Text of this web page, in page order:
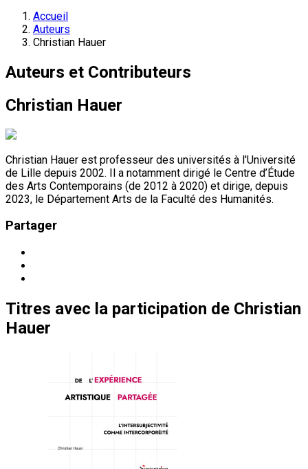
Accueil
Auteurs
Christian Hauer
Auteurs et Contributeurs
Christian Hauer
Christian Hauer est professeur des universités à l'Université
de Lille depuis 2002. Il a notamment dirigé le Centre d’Étude
des Arts Contemporains (de 2012 à 2020) et dirige, depuis
2023, le Département Arts de la Faculté des Humanités.
Partager
Titres avec la participation de Christian
Hauer